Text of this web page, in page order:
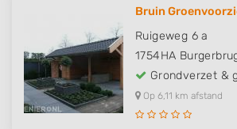
Bruin
Ruigeweg 6 a
1754HA
Grondverzet &
Op 6,11 km afstand